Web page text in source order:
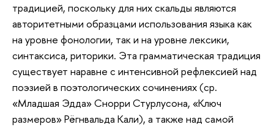
традицией, поскольку для них скальды являются
авторитетными образцами использования языка как
на уровне фонологии, так и на уровне лексики,
синтаксиса, риторики. Эта грамматическая традиция
существует наравне с интенсивной рефлексией над
поэзией в поэтологических сочинениях (ср.
«Младшая Эдда» Снорри Стурлусона, «Ключ
размеров» Рёгнвальда Кали), а также над самой